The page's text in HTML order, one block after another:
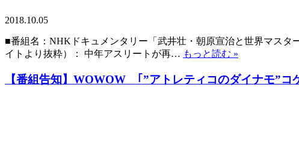
2018.10.05
■番組名：NHKドキュメンタリー「武井壮・朝原宣治と世界マス
イトより抜粋）： 中年アスリートが再… もっと読む »
【番組告知】WOWOW ｢”アトレティコのダイナモ”コ